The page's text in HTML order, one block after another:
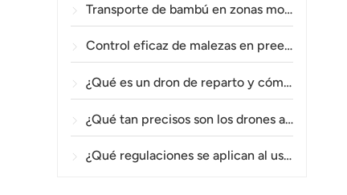
Transporte de bambú en zonas montañosas: Cómo el TOPXGUN Y160 abre una nueva ruta desde el bosque hasta el punto de recogida.
Control eficaz de malezas en preemergencia en trigo con el dron agrícola A80.
¿Qué es un dron de reparto y cómo funciona la entrega mediante drones?
¿Qué tan precisos son los drones agrícolas en la pulverización y el monitoreo de cultivos?
¿Qué regulaciones se aplican al uso de drones agrícolas en diferentes países?